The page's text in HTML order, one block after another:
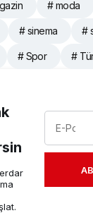
# moda
# sinema #
# Spor #